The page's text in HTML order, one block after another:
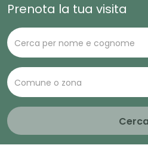
Prenota la tua visita